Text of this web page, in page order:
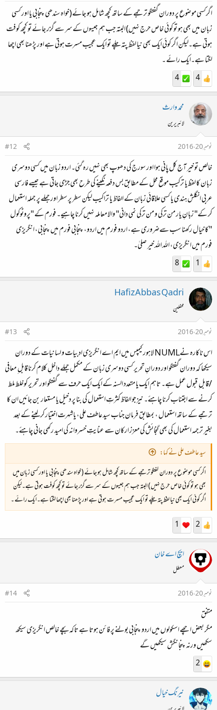
اگرکسی موضوع پر دوران گفتگو ترجمے کے ساتھ کچھ شامل ہو جائے (خواہ سندھی پنجابی یا اور کسی
زبان میں بھی ہو تو کوئی خاص حرج نہیں) البتہ جب ہم جیسوں کے سر سے گزر جائے تو کچھ کوفت
ہوتی ہے۔لیکن اگر کوئی ایک بھی نیا لفظ پتہ چلے تو ایک عجیب مسرت ہوتی ہے اور پڑھنا بھی اچھا
لگتا ہے۔ایک رائے ۔
4
4
محمد وارث
لائبریرین
نومبر 20، 2016
#12
خالص تو خیر آج کل پانی ہوا اور سورج کی دھوپ بھی نہیں رہ گئی۔ اردو زبان میں کسی دوسری
زبان کا لفظ یا ترکیب موقع محل کے مطابق بس دفعہ نگینے کی طرح بھی جڑی جاتی ہے جیسے فارسی
عربی انگلش ہندی یا کسی علاقائی زبان کے الفاظ یا تراکیب لیکن سطر پر سطر اور جملے پر جملہ استعمال
کر کے" زبانِ یار من ترکی و من ترکی نمی دانی" والا معاملہ نہیں کرنا چاہیے۔ فورم کے "پروٹوکول
"کا خیال رکھنا سب سےضروری ہے، اردو فورم میں اردو، پنجابی فورم میں پنجابی، انگریزی
فورم میں انگریزی، اللہ اللہ خیر صلیٰ۔
1
8
Hafiz Abbas Qadri
محفلین
نومبر 20، 2016
#13
اس ناکارہ نےNUML لاہور کیمپس میں ایم اے انگریزی ادبیات و لسانیات کے دوران
سیکھا کہ دوران گفتگو اور دورانِ تحریر کسی دوسری زبان کے مکمل جملے داخلِ کلام کرنا قابل ِ معافی
/قابل ِ قبول عمل ہے۔ تاہم ایک یا متعدد السنہ کے ایک ایک حرف سے گفتگو اور تحریر کوخلط ملط
کرنے سے اجتناب کرنا چاہئے۔ نیز جو الفاظ کثرتِ استعمال کی بنا پر دخیل یا مستعار بن جائیں ان کا
ترجمے کے ساتھ استعمال ، بمطابق فرمان جناب سید عاطف علی، یاشہرت اختیار کرلینے کے بعد
بغیر ترجمہ استعمال کی بھی گنجائش کی معزز ارکان سے عنایتِ خسروانہ کی امید رکھی جانی چاہئے۔
سید عاطف علی نے کہا:
اگرکسی موضوع پر دوران گفتگو ترجمے کے ساتھ کچھ شامل ہو جائے (خواہ سندھی پنجابی یا اور کسی زبان میں
بھی ہو تو کوئی خاص حرج نہیں) البتہ جب ہم جیسوں کے سر سے گزر جائے تو کچھ کوفت ہوتی ہے۔لیکن
اگر کوئی ایک بھی نیا لفظ پتہ چلے تو ایک عجیب مسرت ہوتی ہے اور پڑھنا بھی اچھا لگتا ہے۔ایک رائے ۔
2
1
ایچ اے خان
معطل
نومبر 20، 2016
#14
متفق
مگر بعض اچھے اسکولوں میں اردو پنجابی بولنے پر فائن ہوتا ہے تاکہ بچے خالص انگریزی سیکھ
سکھیں ورنہ پنجانگش سیکھیں گے
2
نیرنگ خیال